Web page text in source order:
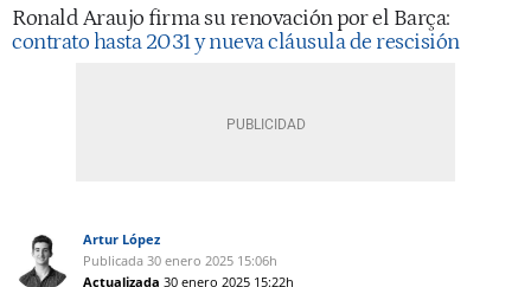
Ronald Araujo firma su renovación por el Barça:
contrato hasta 2031 y nueva cláusula de rescisión
Artur López
Publicada 30 enero 2025 15:06h
Actualizada 30 enero 2025 15:22h